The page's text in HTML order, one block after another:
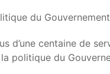
du
d’une centaine de
politique du